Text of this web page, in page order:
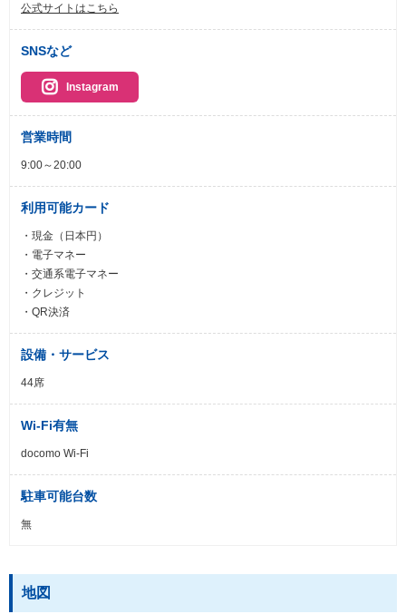
公式サイトはこちら
SNSなど
Instagram
営業時間
9:00～20:00
利用可能カード
・現金（日本円）
・電子マネー
・交通系電子マネー
・クレジット
・QR決済
設備・サービス
44席
Wi-Fi有無
docomo Wi-Fi
駐車可能台数
無
地図